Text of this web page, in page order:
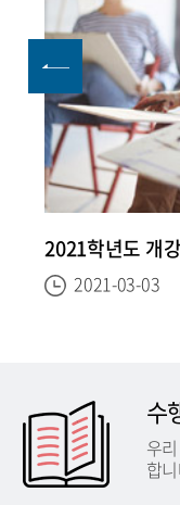
2021학년도 개
2021-03-03
수
우
합